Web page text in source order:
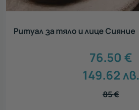
Ритуал за тяло и лице Сияние
76.50 €
149.62лв.
85€